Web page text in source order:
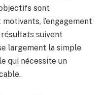
sont
l’engagement
suivent
largement la simple
qui nécessite un